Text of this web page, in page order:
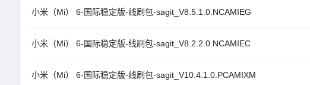
小米（Mi） 6-国际稳定版-线刷包-sagit_V8.5.1.0.NCAMIEG
小米（Mi） 6-国际稳定版-线刷包-sagit_V8.2.2.0.NCAMIEC
小米（Mi） 6-国际稳定版-线刷包-sagit_V10.4.1.0.PCAMIXM